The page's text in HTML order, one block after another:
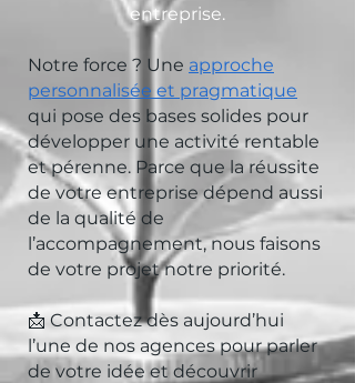
entreprise.
Notre force ? Une approche
personnalisée et pragmatique
qui pose des bases solides pour
développer une activité rentable
et pérenne. Parce que la réussite
de votre entreprise dépend aussi
de la qualité de
l’accompagnement, nous faisons
de votre projet notre priorité.
📩 Contactez dès aujourd’hui
l’une de nos agences pour parler
de votre idée et découvrir